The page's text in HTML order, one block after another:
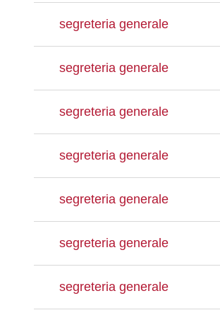
segreteria generale
segreteria generale
segreteria generale
segreteria generale
segreteria generale
segreteria generale
segreteria generale